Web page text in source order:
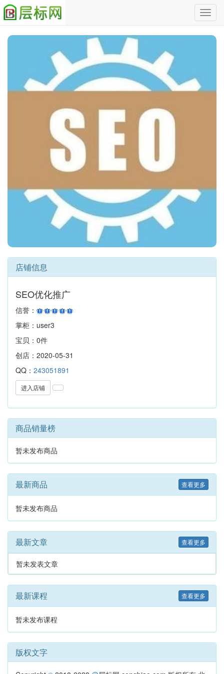
切
换
导
Previous
店铺信息
SEO优化推广
信誉：
掌柜：user3
宝贝：0件
创店：2020-05-31
QQ： 243051891
进入店铺
商品销量榜
暂未发布商品
最新商品 查看更多
暂未发布商品
最新文章 查看更多
暂未发表文章
最新课程 查看更多
暂未发布课程
版权文字